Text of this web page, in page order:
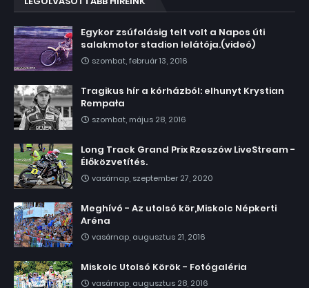
Egykor zsúfolásig telt volt a Napos úti
salakmotor stadion lelátója.(videó)
szombat, február 13, 2016
Tragikus hír a kórházból: elhunyt Krystian
Rempała
szombat, május 28, 2016
Long Track Grand Prix Rzeszów LiveStream -
Élőközvetítés.
vasárnap, szeptember 27, 2020
Meghívó - Az utolsó kör,Miskolc Népkerti
Aréna
vasárnap, augusztus 21, 2016
Miskolc Utolsó Körök - Fotógaléria
vasárnap, augusztus 28, 2016